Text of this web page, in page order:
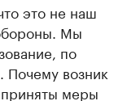
это не наш
Мы
по
Почему возник
меры